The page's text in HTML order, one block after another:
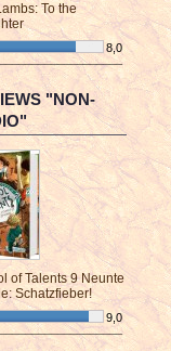
To the
8,0
"NON-
of Talents 9 Neunte
Schatzfieber!
9,0